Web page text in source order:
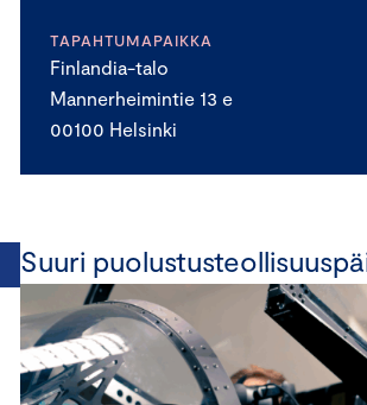
TAPAHTUMAPAIKKA
Finlandia-talo
Mannerheimintie 13 e
00100 Helsinki
Suuri